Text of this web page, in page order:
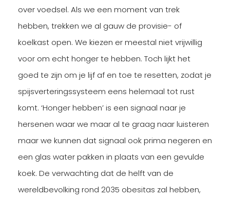
over voedsel. Als we een moment van trek
hebben, trekken we al gauw de provisie- of
koelkast open. We kiezen er meestal niet vrijwillig
voor om echt honger te hebben. Toch lijkt het
goed te zijn om je lijf af en toe te resetten, zodat je
spijsverteringssysteem eens helemaal tot rust
komt. ‘Honger hebben’ is een signaal naar je
hersenen waar we maar al te graag naar luisteren
maar we kunnen dat signaal ook prima negeren en
een glas water pakken in plaats van een gevulde
koek. De verwachting dat de helft van de
wereldbevolking rond 2035 obesitas zal hebben,